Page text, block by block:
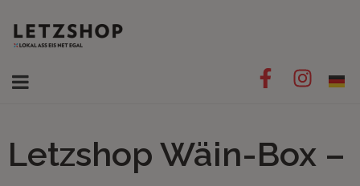
Letzshop Wäin-Box –